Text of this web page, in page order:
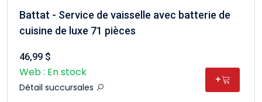
Battat - Service de vaisselle avec batterie de
cuisine de luxe 71 pièces
46,99 $
Web : En stock
Détail succursales
+